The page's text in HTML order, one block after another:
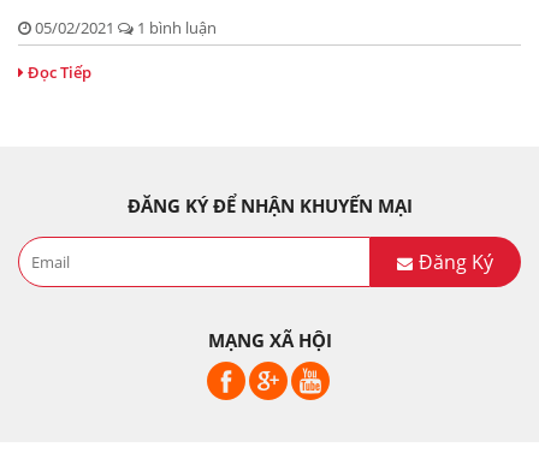
05/02/2021 1 bình luận
Đọc Tiếp
ĐĂNG KÝ ĐỂ NHẬN KHUYẾN MẠI
Đăng Ký
MẠNG XÃ HỘI